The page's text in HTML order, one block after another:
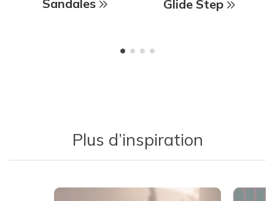
Sandales Glide Step
Plus d’inspiration
Media Carousel
Carousel with product photos. Use the previous and next